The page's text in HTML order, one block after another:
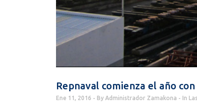
Repnaval comienza el año
Ene 11, 2016 By Administrador Zamakona In